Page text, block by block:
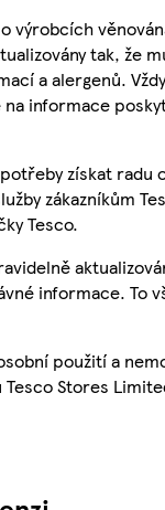
výrobcích
tak, že
a alergenů.
informace
získat radu
zákazníkům
Tesco.
informace. To
použití a
Stores